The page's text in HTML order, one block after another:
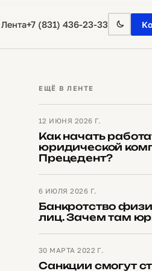
+7 (831) 436-23-33
ЕЩЁ В ЛЕНТЕ
12 ИЮНЯ 2026 Г.
Как начать
юридической
Прецедент?
6 ИЮЛЯ 2026 Г.
Банкротство
лиц. Зачем там
30 МАРТА 2022 Г.
Санкции смогут